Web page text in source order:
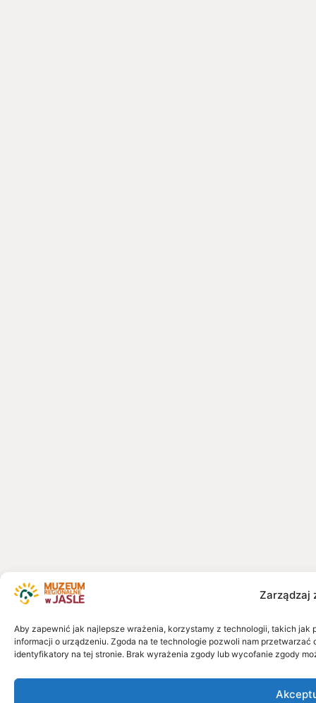
Zarządzaj
Aby zapewnić jak najlepsze wrażenia, korzystamy z technologii, takich
informacji o urządzeniu. Zgoda na te technologie pozwoli nam
identyfikatory na tej stronie. Brak wyrażenia zgody lub wycofanie zgody